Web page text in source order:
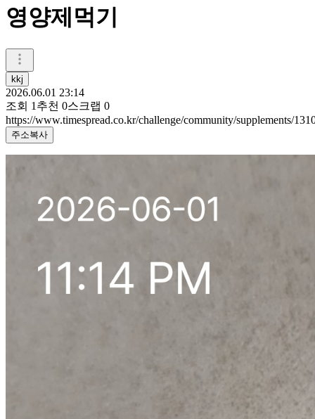
영양제먹기
kkj
2026.06.01 23:14
조회 1 추천 0스크랩 0
https://www.timespread.co.kr/challenge/community/supplements/
주소복사